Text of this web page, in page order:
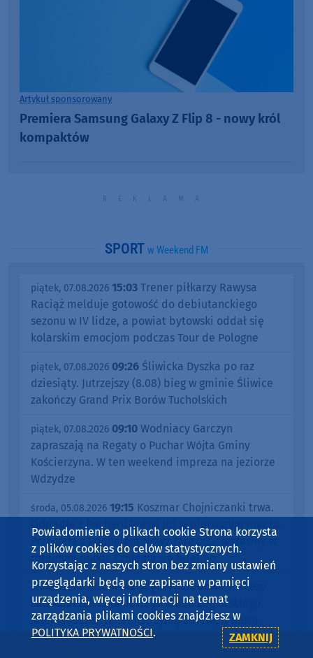
Artykuł sponsorowany
Premiera Samsung Galaxy Z Flip 8 - nowy król
kompaktów
SPORT w Weekend FM
piątek, 07.08.2026 15:03 Trener piłkarzy Rawysa
Raciąż melduje gotowość do debiutanckiego
sezonu w IV lidze, a powiat bytowski oddał się
kolarskim emocjom podczas Tour de Pologne
piątek, 07.08.2026 09:26 Śliwicka Dyszka po raz
dziesiąty. Jutrzejszy (8.08) bieg w gminie Śliwice
zakończy Grand Prix Borów Tucholskich
piątek, 07.08.2026 09:10 Wodniacy Garczyn
zapraszają na Regaty o Puchar Wójta Gminy
Kościerzyna. W ten weekend impreza na jeziorze
Wdzydze
środa, 05.08.2026 19:15 Koszmar Chojniczanki trwa.
Odpadła z Pucharu Polski już w pierwszym meczu.
Przegrała z Podhalem Nowy Targ 0:2. "Jesteśmy w
totalnym dołku. Czujemy się fatalnie"
środa, 05.08.2026 10:42Międzynarodowe sukcesy
zawodniczek Chojnickiego Klubu Żeglarskiego.
Klara Sobczak wicemistrzynią świata, a Basia
Gmurek trzecia w Europie. "Rewelacyjny wynik"
Powiadomienie o plikach cookie Strona korzysta
z plików cookies do celów statystycznych.
Korzystając z naszych stron bez zmiany ustawień
przeglądarki będą one zapisane w pamięci
urządzenia, więcej informacji na temat
zarządzania plikami cookies znajdziesz w
POLITYKA PRYWATNOŚCI. ZAMKNIJ